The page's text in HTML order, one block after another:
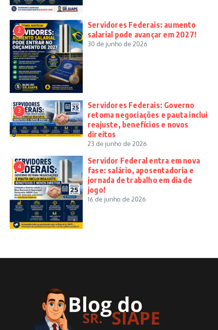
2
Servidores Federais: aumento
salarial pode avançar em 2027!
30 de junho de 2026
3
Servidores Federais: Governo
retoma negociações e pauta inclui
reajuste, benefícios e novos
direitos
23 de junho de 2026
4
Servidor Federal entra em nova
fase: salário, aposentadoria e
jornada de trabalho em dia de
jogo!
16 de junho de 2026